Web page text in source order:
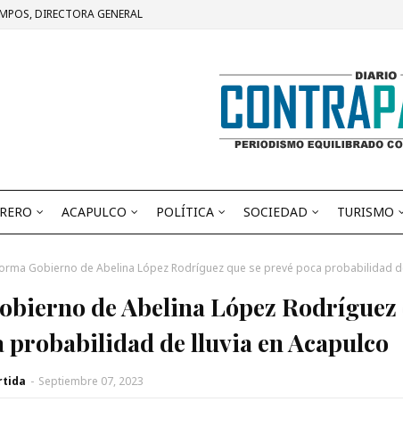
DIRECTORA GENERAL
ACAPULCO POLÍTICA SOCIEDAD TURISMO
Gobierno de Abelina López Rodríguez que se prevé poca probabilidad
de Abelina López Rodríguez
probabilidad de lluvia en Acapulco
- Septiembre 07, 2023